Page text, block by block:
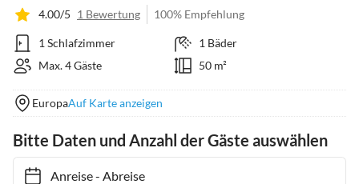
4.00/5 1 Bewertung 100% Empfehlung
1 Schlafzimmer
1 Bäder
Max. 4 Gäste
50 m²
EuropaAuf Karte anzeigen
Bitte Daten und Anzahl der Gäste auswählen
Anreise- Abreise